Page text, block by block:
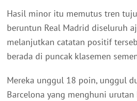
Hasil minor itu memutus tren
beruntun Real Madrid diseluruh
melanjutkan catatan positif
berada di puncak klasemen
Mereka unggul 18 poin, unggul
Barcelona yang menghuni